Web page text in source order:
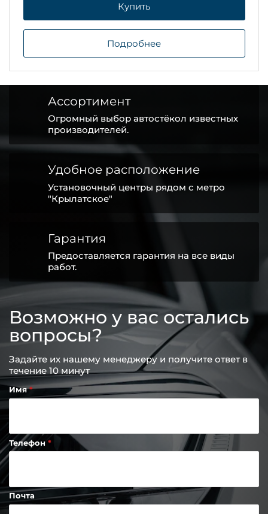
Купить
Подробнее
Ассортимент
Огромный выбор автостёкол известных
производителей.
Удобное расположение
Установочный центры рядом с метро
"Крылатское"
Гарантия
Предоставляется гарантия на все виды
работ.
Возможно у вас остались
вопросы?
Задайте их нашему менеджеру и получите ответ в
течение 10 минут
Имя
Телефон
Почта